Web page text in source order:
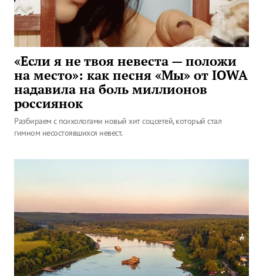
«Если я не твоя невеста — положи
на место»: как песня «Мы» от IOWA
надавила на боль миллионов
россиянок
Разбираем с психологами новый хит соцсетей, который стал
гимном несостоявшихся невест.